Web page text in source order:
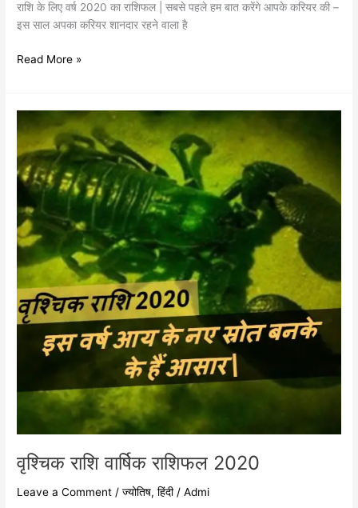
राशि के लिए वर्ष 2020 का राशिफल | सबसे पहले हम बात करेंगे आपके करियर की –
इस साल अपका करियर शानदार रहने वाला है
Read More »
वृश्चिक राशि वार्षिक राशिफल 2020
Leave a Comment /ज्योतिष,हिंदी/Admi
राशि
वार्षिक
राशिफल
2020